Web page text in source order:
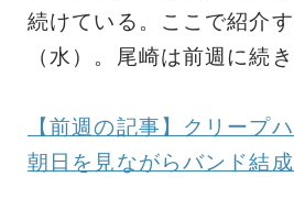
続けている。ここで紹介
（水）。尾崎は前週に続
【前週の記事】クリープ
朝日を見ながらバンド結